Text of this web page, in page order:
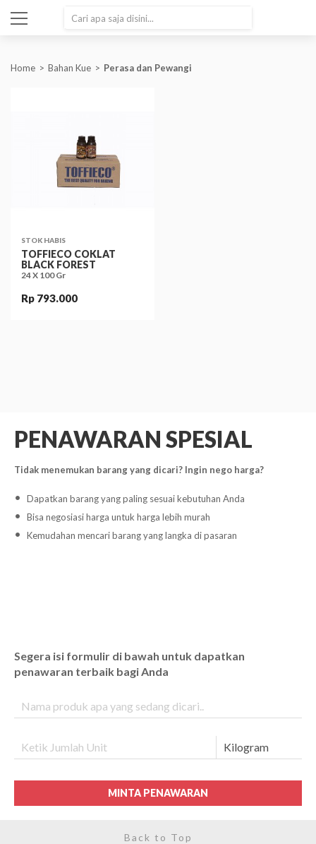
Home Bahan Kue Perasa dan Pewangi
STOK HABIS
TOFFIECO COKLAT
BLACK FOREST
24 X 100 Gr
Rp 793.000
PENAWARAN SPESIAL
Tidak menemukan barang yang dicari? Ingin nego harga?
Dapatkan barang yang paling sesuai kebutuhan Anda
Bisa negosiasi harga untuk harga lebih murah
Kemudahan mencari barang yang langka di pasaran
Segera isi formulir di bawah untuk dapatkan
penawaran terbaik bagi Anda
MINTA PENAWARAN
Back to Top